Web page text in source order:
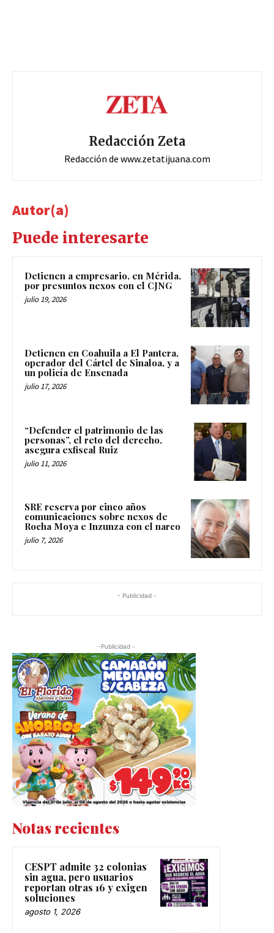
Redacción Zeta
Redacción de www.zetatijuana.com
Autor(a)
Puede interesarte
Detienen a empresario, en Mérida,
por presuntos nexos con el CJNG
julio 19, 2026
Detienen en Coahuila a El Pantera,
operador del Cártel de Sinaloa, y a
un policía de Ensenada
julio 17, 2026
“Defender el patrimonio de las
personas”, el reto del derecho,
asegura exfiscal Ruiz
julio 11, 2026
SRE reserva por cinco años
comunicaciones sobre nexos de
Rocha Moya e Inzunza con el narco
julio 7, 2026
- Publicidad -
-Publicidad -
Notas recientes
CESPT admite 32 colonias
sin agua, pero usuarios
reportan otras 16 y exigen
soluciones
agosto 1, 2026